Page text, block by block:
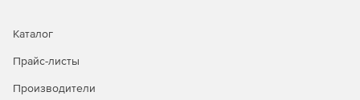
Каталог
Прайс-листы
Производители